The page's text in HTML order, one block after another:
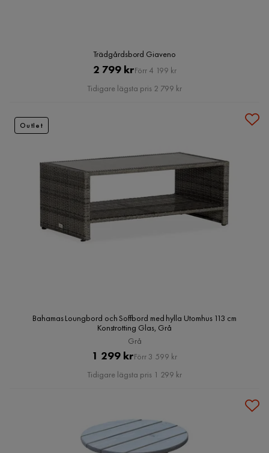
Trädgårdsbord Giaveno
Pris
2 799 krOriginal
Pris
Förr 4 199 kr
Tidigare lägsta pris 2 799 kr
Bahamas Loungbord och Soffbord med hylla Utomhus 113 cm
Konstrotting Glas, Grå
Grå
Pris
1 299 krOriginal
Pris
Förr 3 599 kr
Tidigare lägsta pris 1 299 kr
Outlet